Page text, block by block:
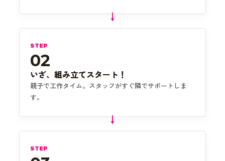
STEP
02
いざ、組み立てスタート！
親子で工作タイム。スタッフがすぐ隣でサポートしま
す。
STEP